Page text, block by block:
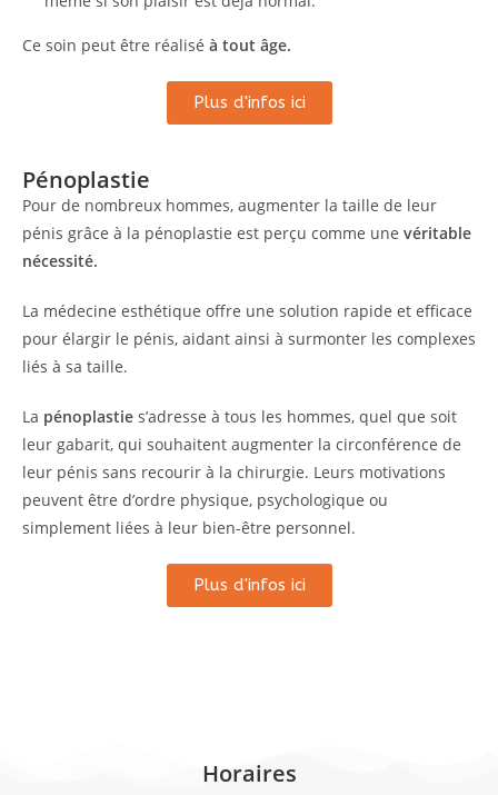
Ce soin peut être réalisé à tout âge.
Plus d'infos ici
Pénoplastie
Pour de nombreux hommes, augmenter la taille de leur
pénis grâce à la pénoplastie est perçu comme une véritable
nécessité.
La médecine esthétique offre une solution rapide et efficace
pour élargir le pénis, aidant ainsi à surmonter les complexes
liés à sa taille.
La pénoplastie s’adresse à tous les hommes, quel que soit
leur gabarit, qui souhaitent augmenter la circonférence de
leur pénis sans recourir à la chirurgie. Leurs motivations
peuvent être d’ordre physique, psychologique ou
simplement liées à leur bien-être personnel.
Plus d'infos ici
Horaires